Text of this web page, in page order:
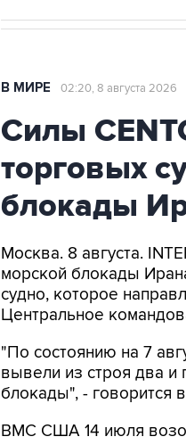
В МИРЕ 02:20, 8 августа 2026
Силы
торговых
блокады
Москва. 8 августа.
морской блокады
судно, которое
Центральное
"По состоянию на 7
вывели из строя два и
блокады", - говорится
ВМС США 14 июля